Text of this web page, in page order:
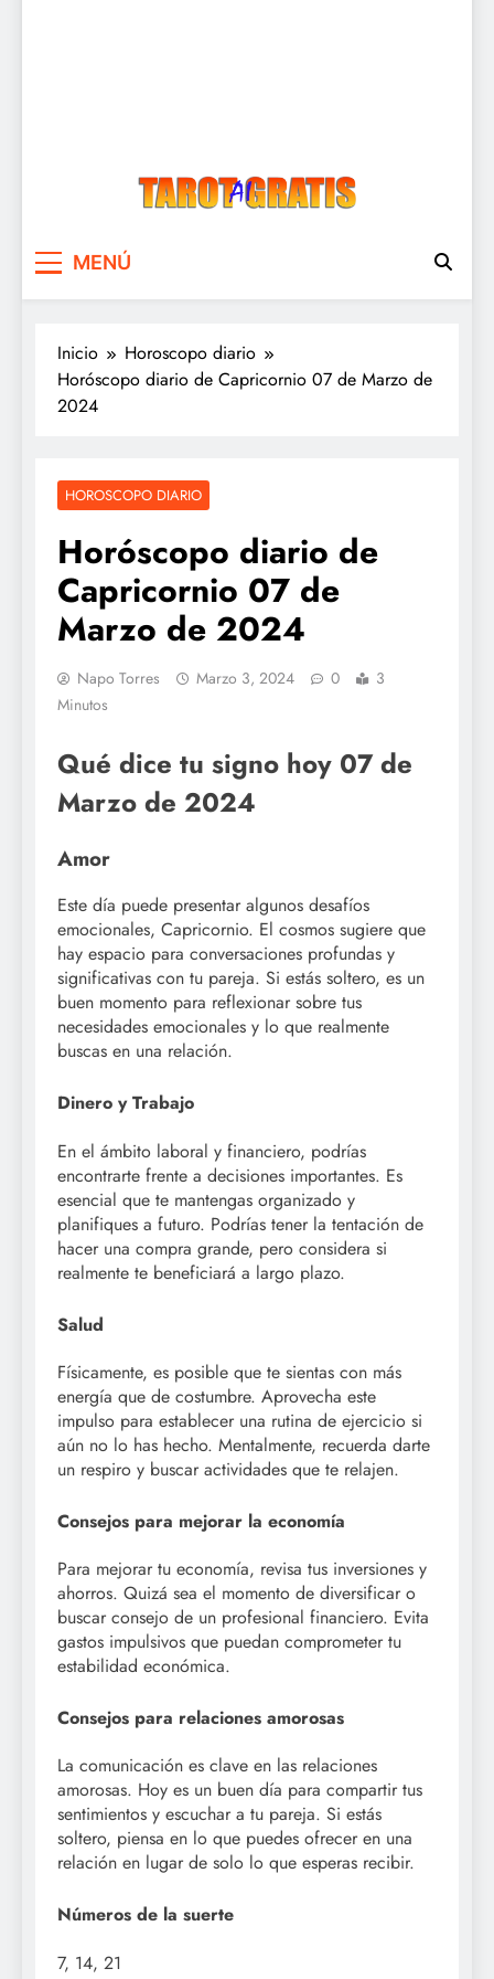
MENÚ
Inicio
Horoscopo diario
Horóscopo diario de Capricornio 07 de Marzo de
2024
HOROSCOPO DIARIO
Horóscopo diario de
Capricornio 07 de
Marzo de 2024
Napo Torres Marzo 3, 2024 0
3
Minutos
Qué dice tu signo hoy 07 de
Marzo de 2024
Amor
Este día puede presentar algunos desafíos
emocionales, Capricornio. El cosmos sugiere que
hay espacio para conversaciones profundas y
significativas con tu pareja. Si estás soltero, es un
buen momento para reflexionar sobre tus
necesidades emocionales y lo que realmente
buscas en una relación.
Dinero y Trabajo
En el ámbito laboral y financiero, podrías
encontrarte frente a decisiones importantes. Es
esencial que te mantengas organizado y
planifiques a futuro. Podrías tener la tentación de
hacer una compra grande, pero considera si
realmente te beneficiará a largo plazo.
Salud
Físicamente, es posible que te sientas con más
energía que de costumbre. Aprovecha este
impulso para establecer una rutina de ejercicio si
aún no lo has hecho. Mentalmente, recuerda darte
un respiro y buscar actividades que te relajen.
Consejos para mejorar la economía
Para mejorar tu economía, revisa tus inversiones y
ahorros. Quizá sea el momento de diversificar o
buscar consejo de un profesional financiero. Evita
gastos impulsivos que puedan comprometer tu
estabilidad económica.
Consejos para relaciones amorosas
La comunicación es clave en las relaciones
amorosas. Hoy es un buen día para compartir tus
sentimientos y escuchar a tu pareja. Si estás
soltero, piensa en lo que puedes ofrecer en una
relación en lugar de solo lo que esperas recibir.
Números de la suerte
7, 14, 21